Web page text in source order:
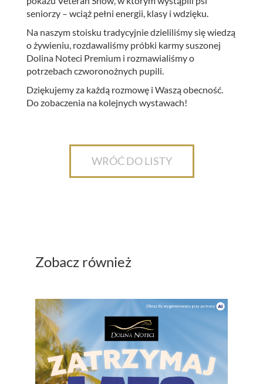
seniorzy – wciąż pełni energii, klasy i wdzięku.
Na naszym stoisku tradycyjnie dzieliliśmy się wiedzą
o żywieniu, rozdawaliśmy próbki karmy suszonej
Dolina Noteci Premium i rozmawialiśmy o
potrzebach czworonożnych pupili.
Dziękujemy za każdą rozmowę i Waszą obecność.
Do zobaczenia na kolejnych wystawach!
WRÓĆ DO LISTY
Zobacz również